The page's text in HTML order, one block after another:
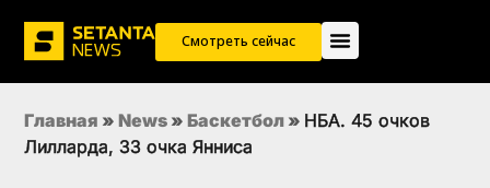
Смотреть сейчас
Главная » News » Баскетбол » НБА. 45 очков
Лилларда, 33 очка Янниса